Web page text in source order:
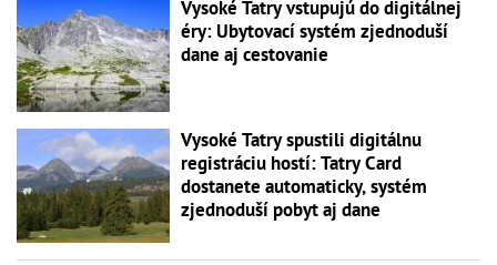
Vysoké Tatry vstupujú do digitálnej
éry: Ubytovací systém zjednoduší
dane aj cestovanie
Vysoké Tatry spustili digitálnu
registráciu hostí: Tatry Card
dostanete automaticky, systém
zjednoduší pobyt aj dane